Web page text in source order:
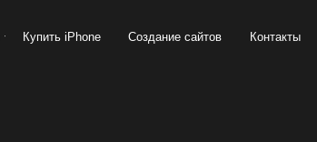
Купить iPhone Контакты
Создание сайтов